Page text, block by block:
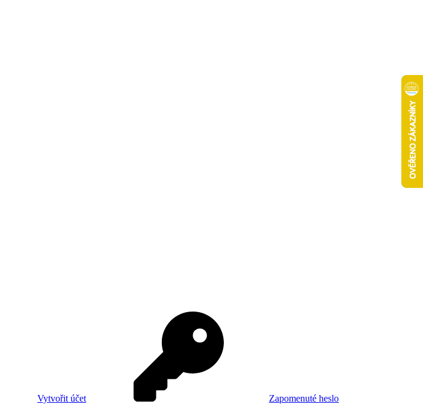
Vytvořit účet Zapomenuté heslo